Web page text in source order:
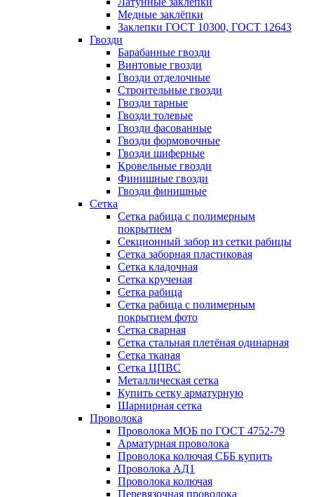
Медные заклёпки
Заклепки ГОСТ 10300, ГОСТ 12643
Гвозди
Барабанные гвозди
Винтовые гвозди
Гвозди отделочные
Строительные гвозди
Гвозди тарные
Гвозди толевые
Гвозди фасованные
Гвозди формовочные
Гвозди шиферные
Кровельные гвозди
Финишные гвозди
Гвозди финишные
Сетка
Сетка рабица с полимерным
покрытием
Секционный забор из сетки рабицы
Сетка заборная пластиковая
Сетка кладочная
Сетка крученая
Сетка рабица
Сетка рабица с полимерным
покрытием фото
Сетка сварная
Сетка стальная плетёная одинарная
Сетка тканая
Сетка ЦПВС
Металлическая сетка
Купить сетку арматурную
Шарнирная сетка
Проволока
Проволока МОБ по ГОСТ 4752-79
Арматурная проволока
Проволока колючая СББ купить
Проволока АД1
Проволока колючая
Перевязочная проволока